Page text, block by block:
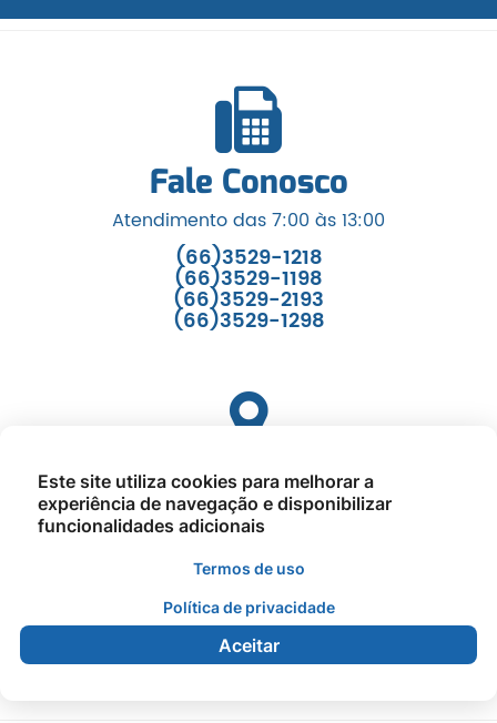
Fale Conosco
Atendimento das 7:00 às 13:00
(66)3529-1218
(66)3529-1198
(66)3529-2193
(66)3529-1298
Como Chegar
Av. Cuiaba - N°335 - Quadra 1, Lote 9, Setor C, CEP:
78643-000.
Prefeitura Municipal de Querência
Este site utiliza cookies para melhorar a
experiência de navegação e disponibilizar
funcionalidades adicionais
Termos de uso
Política de privacidade
Aceitar